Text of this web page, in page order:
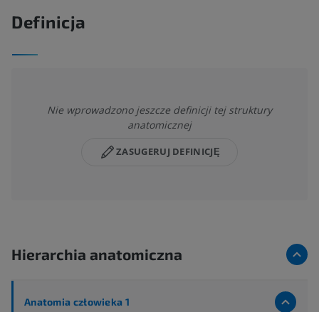
Definicja
Nie wprowadzono jeszcze definicji tej struktury
anatomicznej
ZASUGERUJ DEFINICJĘ
Hierarchia anatomiczna
Anatomia człowieka 1